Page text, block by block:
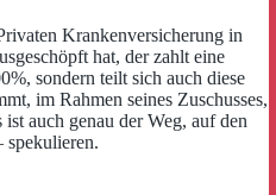
Krankenversicherung in
hat, der zahlt eine
sondern teilt sich auch diese
im Rahmen seines Zuschusses,
auch genau der Weg, auf den
spekulieren.